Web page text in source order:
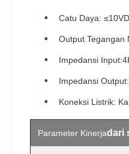
Catu Daya:
Output Tegangan
Impedansi
Impedansi
Koneksi Listrik:
Parameter Kinerjadari